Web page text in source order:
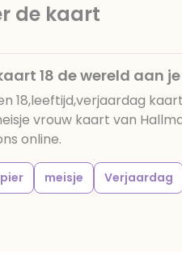
de kaart
18 de wereld aan
18,leeftijd,verjaardag
vrouw kaart van
online.
meisje Verjaardag